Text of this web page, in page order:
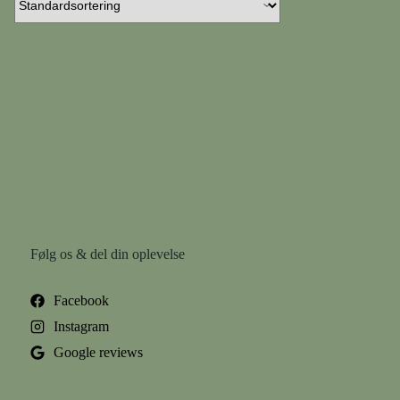
Følg os & del din oplevelse
Facebook
Instagram
Google reviews